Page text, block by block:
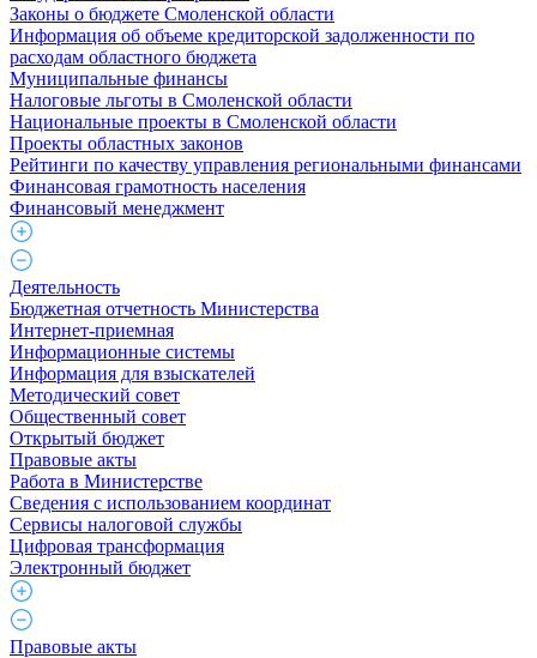
Законы о бюджете Смоленской области
Информация об объеме кредиторской задолженности по
расходам областного бюджета
Муниципальные финансы
Налоговые льготы в Смоленской области
Национальные проекты в Смоленской области
Проекты областных законов
Рейтинги по качеству управления региональными финансами
Финансовая грамотность населения
Финансовый менеджмент
Деятельность
Бюджетная отчетность Министерства
Интернет-приемная
Информационные системы
Информация для взыскателей
Методический совет
Общественный совет
Открытый бюджет
Правовые акты
Работа в Министерстве
Cведения с использованием координат
Сервисы налоговой службы
Цифровая трансформация
Электронный бюджет
Правовые акты